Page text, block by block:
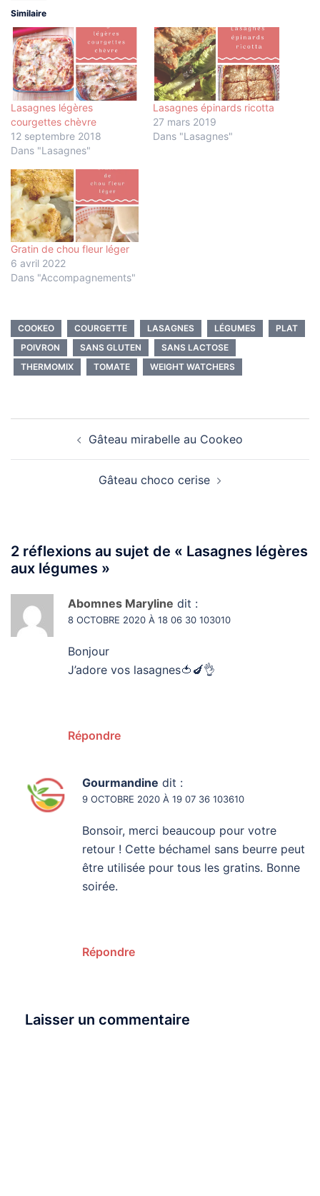
Similaire
Lasagnes légères
courgettes chèvre
12 septembre 2018
Dans "Lasagnes"
Lasagnes épinards ricotta
27 mars 2019
Dans "Lasagnes"
Gratin de chou fleur léger
6 avril 2022
Dans "Accompagnements"
COOKEO COURGETTE LASAGNES LÉGUMES
PLAT
POIVRON
SANS GLUTEN
SANS LACTOSE
THERMOMIX
TOMATE WEIGHT WATCHERS
Gâteau mirabelle au Cookeo
Gâteau choco cerise
2 réflexions au sujet de « Lasagnes légères
aux légumes »
Abomnes Maryline dit :
8 OCTOBRE 2020 À 18 06 30 103010
Bonjour
J’adore vos lasagnes🍅🍆👌
Répondre
Gourmandine dit :
9 OCTOBRE 2020 À 19 07 36 103610
Bonsoir, merci beaucoup pour votre
retour ! Cette béchamel sans beurre peut
être utilisée pour tous les gratins. Bonne
soirée.
Répondre
Laisser un commentaire